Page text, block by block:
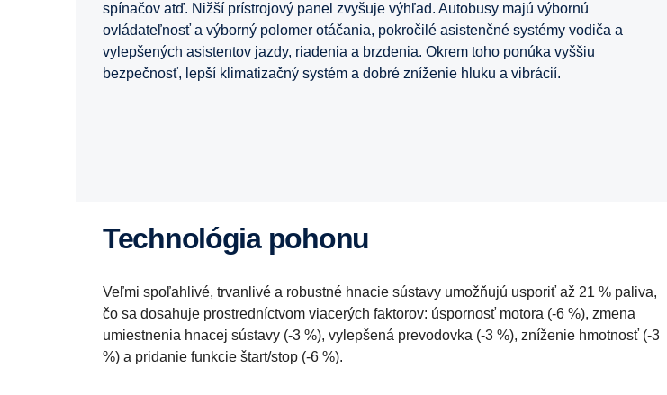
spínačov atď. Nižší prístrojový panel zvyšuje výhľad. Autobusy majú výbornú
ovládateľnosť a výborný polomer otáčania, pokročilé asistenčné systémy vodiča a
vylepšených asistentov jazdy, riadenia a brzdenia. Okrem toho ponúka vyššiu
bezpečnosť, lepší klimatizačný systém a dobré zníženie hluku a vibrácií.
Technológia pohonu
Veľmi spoľahlivé, trvanlivé a robustné hnacie sústavy umožňujú usporiť až 21 % paliva,
čo sa dosahuje prostredníctvom viacerých faktorov: úspornosť motora (-6 %), zmena
umiestnenia hnacej sústavy (-3 %), vylepšená prevodovka (-3 %), zníženie hmotnosť (-3
%) a pridanie funkcie štart/stop (-6 %).